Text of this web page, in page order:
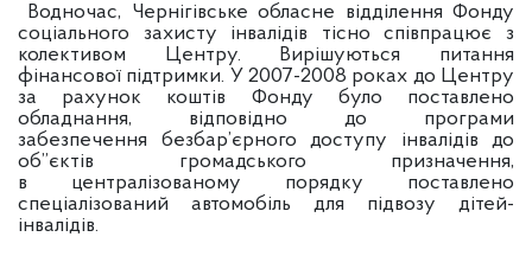
Водночас, Чернігівське обласне відділення Фонду
соціального захисту інвалідів тісно співпрацює з
колективом Центру. Вирішуються питання
фінансової підтримки. У 2007-2008 роках до Центру
за рахунок коштів Фонду було поставлено
обладнання, відповідно до програми
забезпечення безбар’єрного доступу інвалідів до
об”єктів громадського призначення,
в централізованому порядку поставлено
спеціалізований автомобіль для підвозу дітей-
інвалідів.